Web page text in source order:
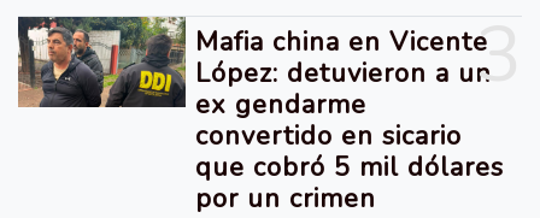
3
Mafia china en Vicente
López: detuvieron a un
ex gendarme
convertido en sicario
que cobró 5 mil dólares
por un crimen